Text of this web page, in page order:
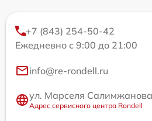
+7 (843) 254-50-42
Ежедневно с 9:00 до 21:00
info@re-rondell.ru
ул. Марселя
Адрес сервисного центра Rondell